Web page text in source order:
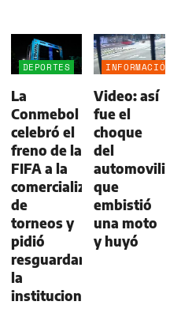
DEPORTES
La
Conmebol
celebró el
freno de la
FIFA a la
comercialización
de
torneos y
pidió
resguardar
la
institucionalidad
INFORMACIÓN
Video: así
fue el
choque
del
que
embistió
una moto
y huyó